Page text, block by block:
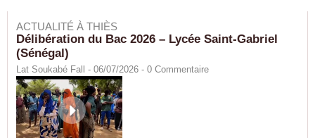
ACTUALITÉ À THIÈS
Délibération du Bac 2026 – Lycée Saint-Gabriel
(Sénégal)
Lat Soukabé Fall - 06/07/2026 - 0 Commentaire